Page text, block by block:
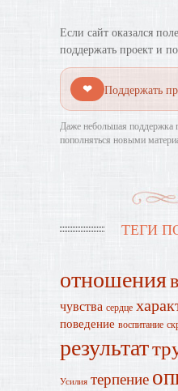
Если сайт оказался
поддержать проект и
❤ Поддержать
Даже небольшая поддержка
пополняться новыми
ТЕГИ
отношения
чувства сердце
поведение воспитание
результат
Усилия терпение